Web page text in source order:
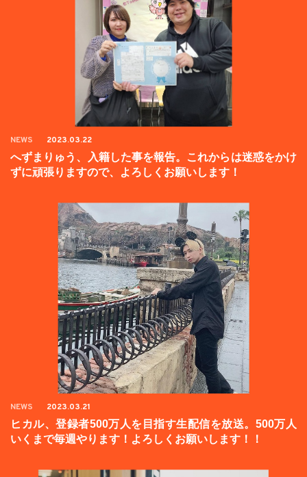
NEWS 2023.03.22
へずまりゅう、入籍した事を報告。これからは迷惑をかけ
ずに頑張りますので、よろしくお願いします！
NEWS 2023.03.21
ヒカル、登録者500万人を目指す生配信を放送。500万人
いくまで毎週やります！よろしくお願いします！！